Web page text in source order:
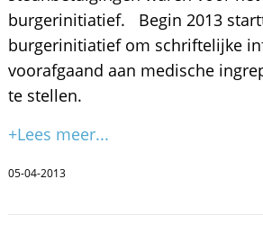
burgerinitiatief. Begin 2013
burgerinitiatief om schriftelijke
voorafgaand aan medische
te stellen.
+Lees meer...
05-04-2013